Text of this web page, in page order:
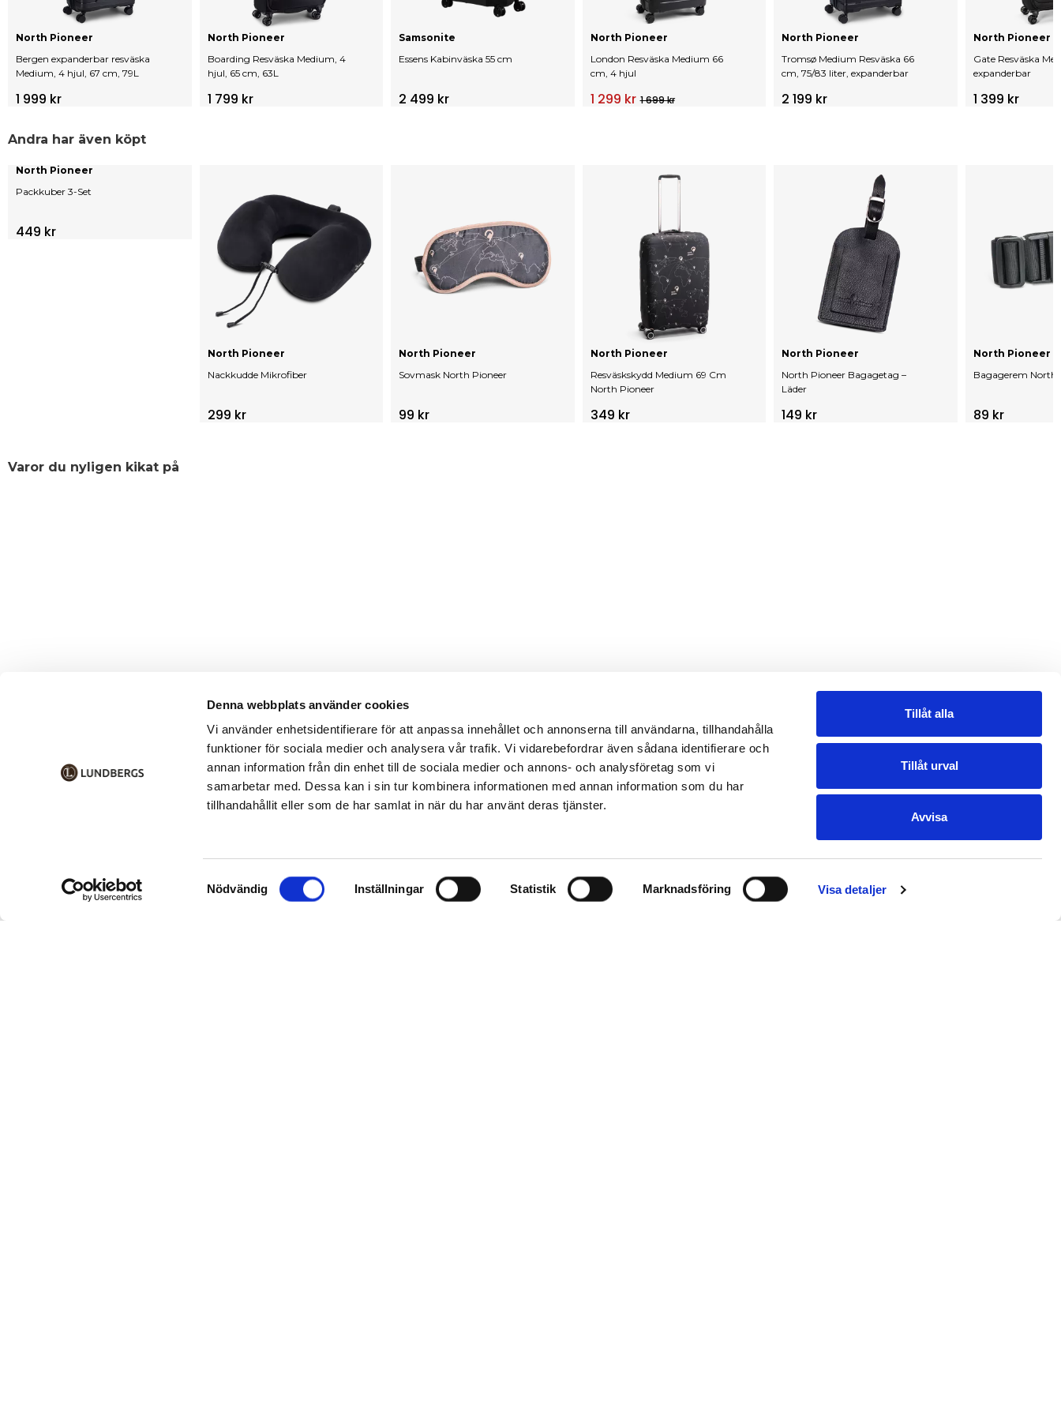
Denna webbplats använder cookies
Vi använder enhetsidentifierare för att anpassa innehållet och annonserna till användarna, tillhandahålla
funktioner för sociala medier och analysera vår trafik. Vi vidarebefordrar även sådana identifierare och
annan information från din enhet till de sociala medier och annons- och analysföretag som vi
samarbetar med. Dessa kan i sin tur kombinera informationen med annan information som du har
tillhandahållit eller som de har samlat in när du har använt deras tjänster.
Samtyckesval
Nödvändig Inställningar Statistik Marknadsföring Visa detaljer
Tillåt alla
Tillåt urval
Avvisa
Bergen expanderbar resväska
Medium, 4 hjul, 67 cm, 79L
North Pioneer
1 999 kr
Boarding Resväska Medium, 4
hjul, 65 cm, 63L
North Pioneer
1 799 kr
Essens Kabinväska 55 cm
Samsonite
2 499 kr
London Resväska Medium 66
cm, 4 hjul
North Pioneer
1 299 kr 1 699 kr
Tromsø Medium Resväska 66
cm, 75/83 liter, expanderbar
North Pioneer
2 199 kr
Gate Resväska
expanderbar
North Pioneer
1 399 kr
Andra har även köpt
Packkuber 3-Set
North Pioneer
449 kr
Nackkudde Mikrofiber
North Pioneer
299 kr
Sovmask North Pioneer
North Pioneer
99 kr
Resväskskydd Medium 69 Cm
North Pioneer
North Pioneer
349 kr
North Pioneer Bagagetag –
Läder
North Pioneer
149 kr
Bagagerem North
North Pioneer
89 kr
Varor du nyligen kikat på